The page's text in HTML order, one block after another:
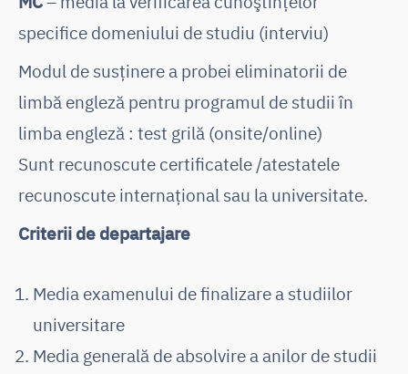
specifice domeniului de studiu (interviu)
Modul de susținere a probei eliminatorii de
limbă engleză pentru programul de studii în
limba engleză : test grilă (onsite/online)
Sunt recunoscute certificatele /atestatele
recunoscute internaţional sau la universitate.
Criterii de departajare
Media examenului de finalizare a studiilor
universitare
Media generală de absolvire a anilor de studii